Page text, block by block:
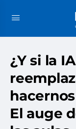
¿Y si la
El auge